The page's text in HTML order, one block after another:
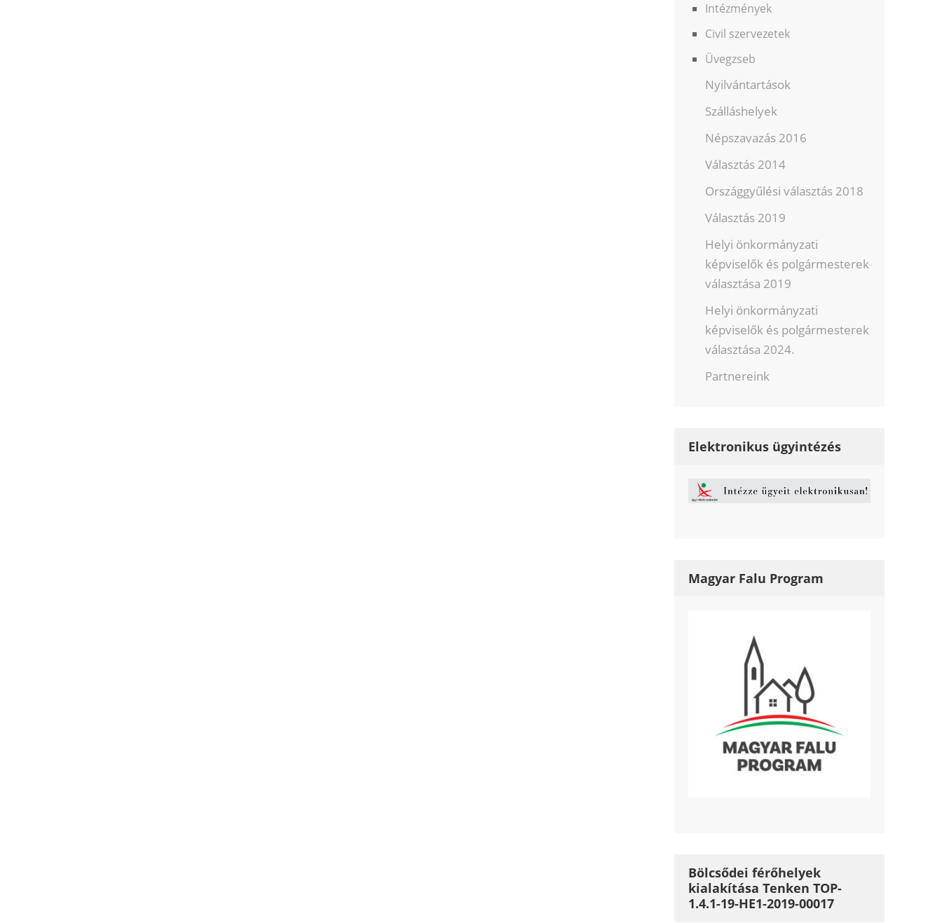
Intézmények
Civil szervezetek
Üvegzseb
Nyilvántartások
Szálláshelyek
Népszavazás 2016
Választás 2014
Országgyűlési választás 2018
Választás 2019
Helyi önkormányzati
képviselők és polgármesterek
választása 2019
Helyi önkormányzati
képviselők és polgármesterek
választása 2024.
Partnereink
Elektronikus ügyintézés
Magyar Falu Program
Bölcsődei férőhelyek
kialakítása Tenken TOP-
1.4.1-19-HE1-2019-00017